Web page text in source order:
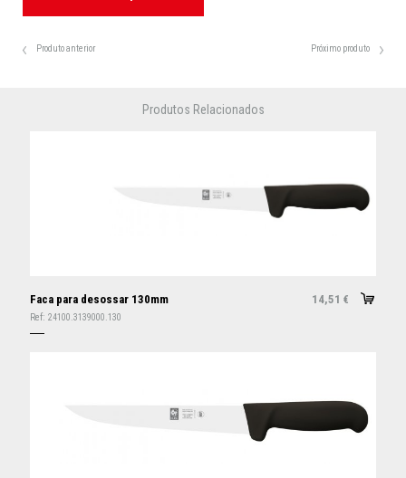
Produto anterior Próximo produto
Produtos Relacionados
Faca para desossar 130mm 14,51 €
Ref: 24100.3139000.130